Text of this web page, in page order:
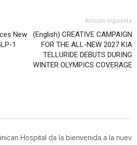
New
1
Artículo siguiente
(English) CREATIVE CAMPAIGN
FOR THE ALL-NEW 2027 KIA
TELLURIDE DEBUTS DURING
WINTER OLYMPICS COVERAGE
Hospital da la bienvenida a la nueva